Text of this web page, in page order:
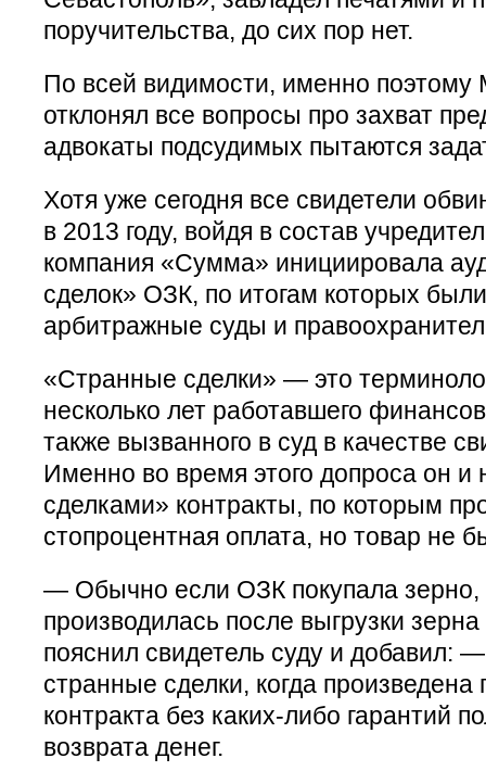
поручительства, до сих пор нет.
По всей видимости, именно поэтому
отклонял все вопросы про захват
адвокаты подсудимых пытаются
Хотя уже сегодня все свидетели
в 2013 году, войдя в состав
компания «Сумма» инициировала
сделок» ОЗК, по итогам которых
арбитражные суды и
«Странные сделки» — это
несколько лет работавшего
также вызванного в суд в качестве
Именно во время этого допроса он и
сделками» контракты, по которым
стопроцентная оплата, но товар не
— Обычно если ОЗК покупала зерно,
производилась после выгрузки
пояснил свидетель суду и добавил:
странные сделки, когда произведена
контракта без каких-либо гарантий
возврата денег.